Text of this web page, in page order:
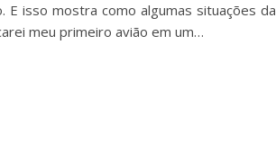
E isso mostra como algumas situações da
meu primeiro avião em um…